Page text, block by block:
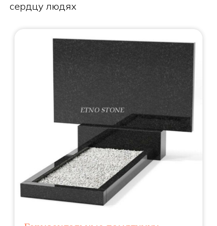
сердцу людях